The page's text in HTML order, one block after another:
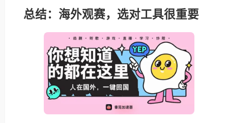
总结：海外观赛，选对工具很重要